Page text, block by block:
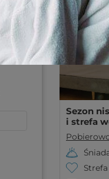
Sezon
i strefa